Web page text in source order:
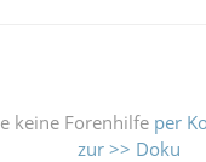
keine Forenhilfe per
zur >> Doku